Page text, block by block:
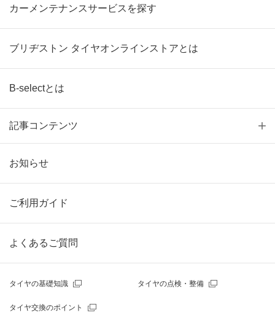
カーメンテナンスサービスを探す
ブリヂストン タイヤオンラインストアとは
B-selectとは
記事コンテンツ
お知らせ
ご利用ガイド
よくあるご質問
タイヤの基礎知識 タイヤの点検・整備
タイヤ交換のポイント